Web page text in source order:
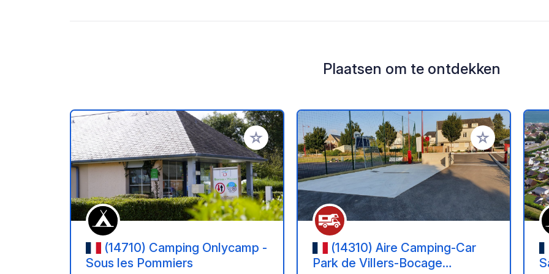
Plaatsen om te ontdekken
Voeg toe aan je favorieten
(14710) Camping Onlycamp -
Sous les Pommiers
Voeg toe aan je
(14310) Aire Camping-Car
Park de Villers-Bocage